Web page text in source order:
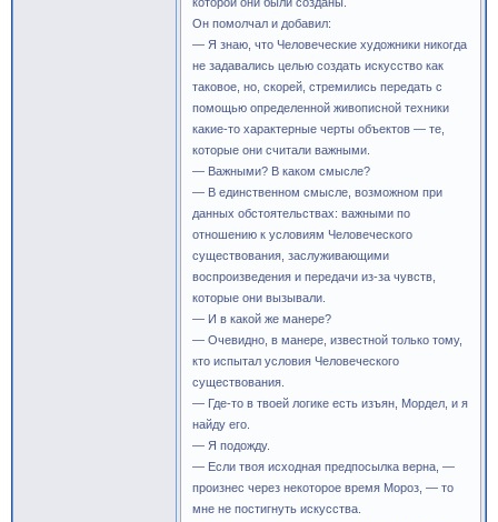
Он помолчал и добавил:
— Я знаю, что Человеческие художники никогда
не задавались целью создать искусство как
таковое, но, скорей, стремились передать с
помощью определенной живописной техники
какие-то характерные черты объектов — те,
которые они считали важными.
— Важными? В каком смысле?
— В единственном смысле, возможном при
данных обстоятельствах: важными по
отношению к условиям Человеческого
существования, заслуживающими
воспроизведения и передачи из-за чувств,
которые они вызывали.
— И в какой же манере?
— Очевидно, в манере, известной только тому,
кто испытал условия Человеческого
существования.
— Где-то в твоей логике есть изъян, Мордел, и я
найду его.
— Я подожду.
— Если твоя исходная предпосылка верна, —
произнес через некоторое время Мороз, — то
мне не постигнуть искусства.